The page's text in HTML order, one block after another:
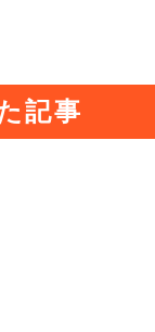
記事